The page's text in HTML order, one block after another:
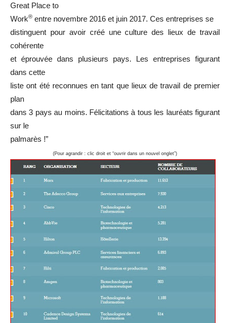
Great Place to
Work® entre novembre 2016 et juin 2017. Ces entreprises se
distinguent pour avoir créé une culture des lieux de travail
cohérente
et éprouvée dans plusieurs pays. Les entreprises figurant
dans cette
liste ont été reconnues en tant que lieux de travail de premier
plan
dans 3 pays au moins. Félicitations à tous les lauréats figurant
sur le
palmarès !”
(Pour agrandir : clic droit et “ouvrir dans un nouvel onglet”)